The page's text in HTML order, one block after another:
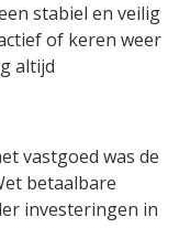
stabiel en veilig
of keren weer
altijd
vastgoed was de
betaalbare
investeringen in